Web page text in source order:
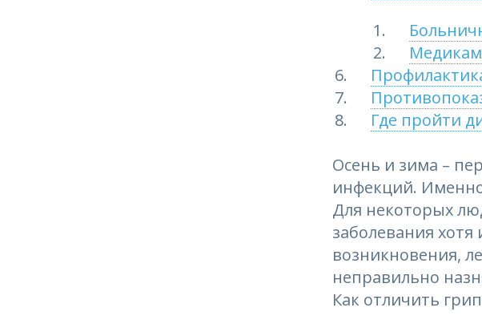
Где пройти
Осень и зима –
инфекций.
Для некоторых
заболевания
возникновения,
неправильно
Как отличить